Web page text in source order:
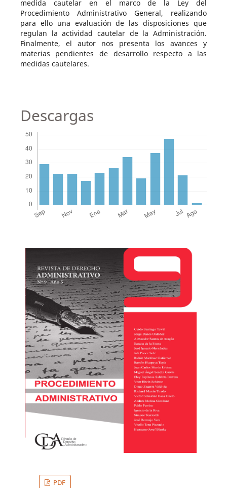
medida cautelar en el marco de la Ley del
Procedimiento Administrativo General, realizando
para ello una evaluación de las disposiciones que
regulan la actividad cautelar de la Administración.
Finalmente, el autor nos presenta los avances y
materias pendientes de desarrollo respecto a las
medidas cautelares.
Descargas
PDF